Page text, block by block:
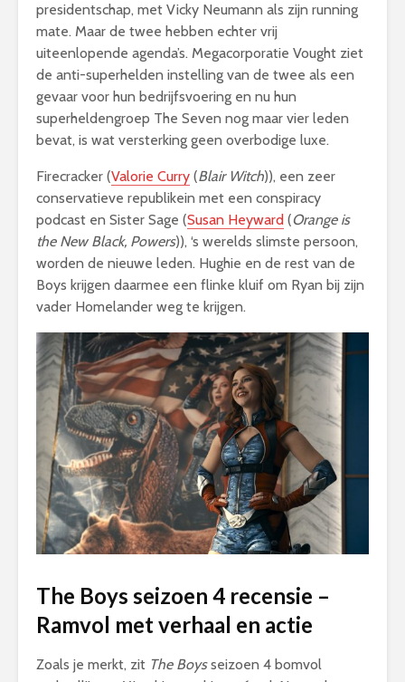
presidentschap, met Vicky Neumann als zijn running
mate. Maar de twee hebben echter vrij
uiteenlopende agenda’s. Megacorporatie Vought ziet
de anti-superhelden instelling van de twee als een
gevaar voor hun bedrijfsvoering en nu hun
superheldengroep The Seven nog maar vier leden
bevat, is wat versterking geen overbodige luxe.
Firecracker (Valorie Curry (Blair Witch)), een zeer
conservatieve republikein met een conspiracy
podcast en Sister Sage (Susan Heyward (Orange is
the New Black, Powers)), ‘s werelds slimste persoon,
worden de nieuwe leden. Hughie en de rest van de
Boys krijgen daarmee een flinke kluif om Ryan bij zijn
vader Homelander weg te krijgen.
The Boys seizoen 4 recensie –
Ramvol met verhaal en actie
Zoals je merkt, zit The Boysseizoen 4 bomvol